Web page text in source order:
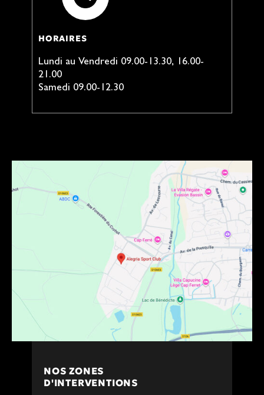
HORAIRES
Lundi au Vendredi 09.00-13.30, 16.00-
21.00
Samedi 09.00-12.30
NOS ZONES
D'INTERVENTIONS